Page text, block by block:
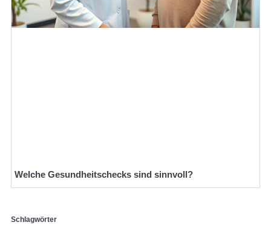
Welche Gesundheitschecks sind sinnvoll?
Schlagwörter